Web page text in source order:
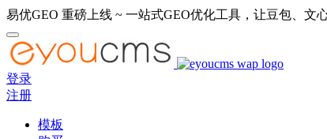
易优GEO 重磅上线 ~ 一站式GEO优化工具，让豆包、文
登录
注册
模板